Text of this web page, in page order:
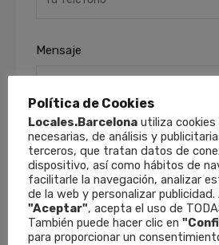
Mensaje
He leído y acepto laPolítica
Finalidades : Responder a
remitirle información
Política de Cookies
Locales.Barcelona utiliza
necesarias, de análisis y
terceros, que tratan datos de
dispositivo, así como hábitos de
facilitarle la navegación, analizar
de la web y personalizar publicidad.
"Aceptar", acepta el uso de
También puede hacer clic en
para proporcionar un